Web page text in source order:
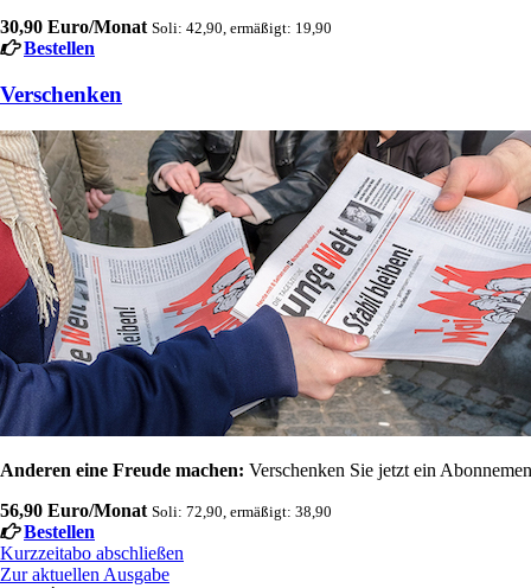
30,90 Euro/Monat Soli: 42,90, ermäßigt: 19,90
Bestellen
Verschenken
Anderen eine Freude machen: Verschenken Sie jetzt ein
56,90 Euro/Monat Soli: 72,90, ermäßigt: 38,90
Bestellen
Kurzzeitabo abschließen
Zur aktuellen Ausgabe